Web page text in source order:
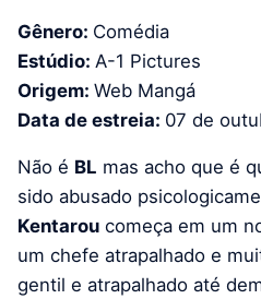
Gênero: Comédia
Estúdio: A-1 Pictures
Origem: Web Mangá
Data de estreia: 07 de
Não é BL mas acho que é
sido abusado
Kentarou começa em um
um chefe atrapalhado e
gentil e atrapalhado até